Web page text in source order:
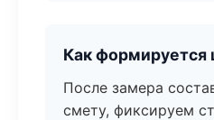
Как формируется
После замера
смету, фиксируем